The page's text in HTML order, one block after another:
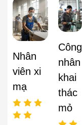
Nhân
viên xi
mạ
Công
nhân
khai
thác
mỏ